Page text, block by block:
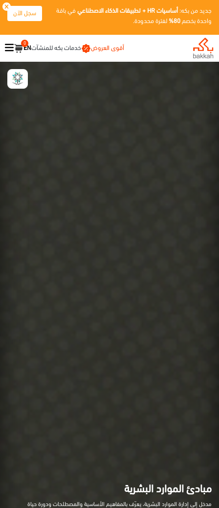
جديد من بكه: أساسيات HR + تطبيقات الذكاء الاصطناعي
في باقة
واحدة بخصم 80% لفترة محدودة.
سجل الآن
أقوى العروض خدمات بكه للمنشآتEN
0
مبادئ الموارد البشرية
مدخل إلى إدارة الموارد البشرية، يعرّف بالمفاهيم الأساسية والمصطلحات ودورة حياة